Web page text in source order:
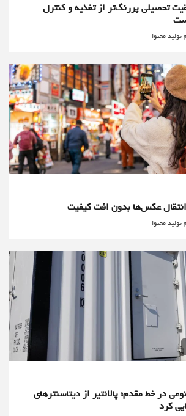
تحصیلی پررنگ‌تر از تغذیه و کنترل
تولید محتوا
تولید محتوا
در خط مقدم؛ پالانتیر از دیتاسنترهای
کرد